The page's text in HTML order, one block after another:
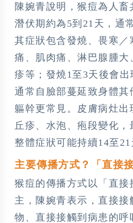
陳婉青說明，猴痘為人畜
潛伏期約為5到21天，通
其症狀包含發燒、畏寒／
痛、肌肉痛、淋巴腺腫大
疹等；發燒1至3天後會出
通常自臉部蔓延致身體其
軀幹更常見。皮膚病灶出
丘疹、水泡、疱段變化，
整體症狀可能持續14至21
主要傳播方式？「直接
猴痘的傳播方式以「直接
主，陳婉青表示，直接接
物、直接接觸到病患的呼